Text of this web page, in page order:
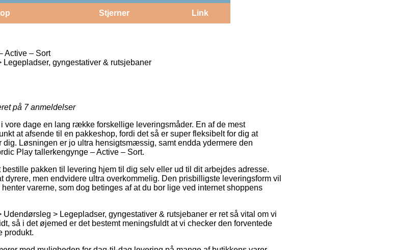
Stjerner Link
Active – Sort
Legepladser, gyngestativer & rutsjebaner
på 7anmeldelser
vore dage en lang række forskellige leveringsmåder. En af de mest
at afsende til en pakkeshop, fordi det så er super fleksibelt for dig at
dig. Løsningen er jo ultra hensigtsmæssig, samt endda ydermere den
Play tallerkengynge – Active – Sort.
pakken til levering hjem til dig selv eller ud til dit arbejdes adresse.
dyrere, men endvidere ultra overkommelig. Den prisbilligste leveringsform vil
varerne, som dog betinges af at du bor lige ved internet shoppens
> Legepladser, gyngestativer & rutsjebaner er ret så vital om vi
så i det øjemed er det bestemt meningsfuldt at vi checker den forventede
produkt.